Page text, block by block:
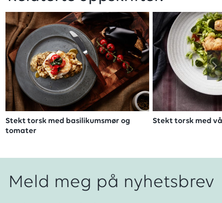
Stekt torsk med basilikumsmør og
tomater
Stekt torsk med
Meld meg på nyhetsbrev